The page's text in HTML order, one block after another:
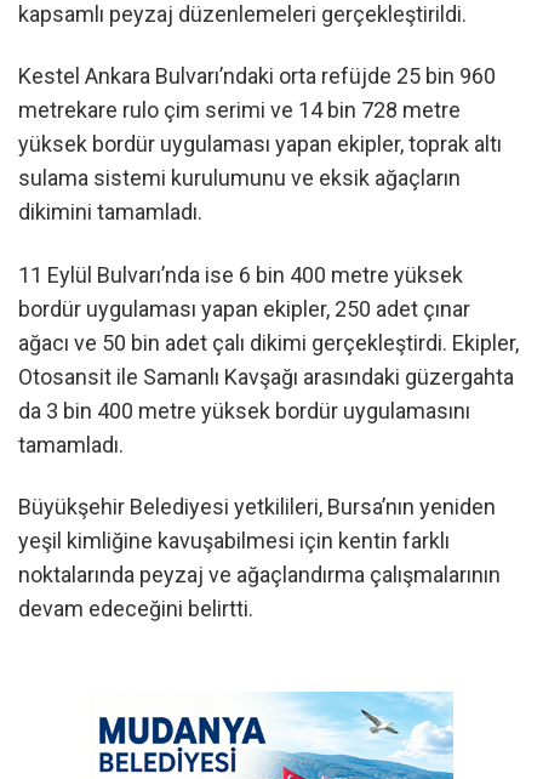
kapsamlı peyzaj düzenlemeleri gerçekleştirildi.
Kestel Ankara Bulvarı’ndaki orta refüjde 25 bin 960
metrekare rulo çim serimi ve 14 bin 728 metre
yüksek bordür uygulaması yapan ekipler, toprak altı
sulama sistemi kurulumunu ve eksik ağaçların
dikimini tamamladı.
11 Eylül Bulvarı’nda ise 6 bin 400 metre yüksek
bordür uygulaması yapan ekipler, 250 adet çınar
ağacı ve 50 bin adet çalı dikimi gerçekleştirdi. Ekipler,
Otosansit ile Samanlı Kavşağı arasındaki güzergahta
da 3 bin 400 metre yüksek bordür uygulamasını
tamamladı.
Büyükşehir Belediyesi yetkilileri, Bursa’nın yeniden
yeşil kimliğine kavuşabilmesi için kentin farklı
noktalarında peyzaj ve ağaçlandırma çalışmalarının
devam edeceğini belirtti.